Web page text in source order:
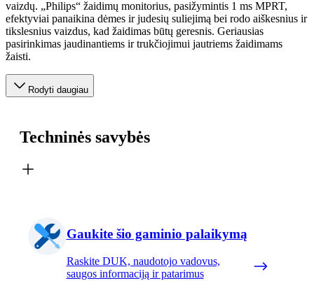
vaizdų. „Philips“ žaidimų monitorius, pasižymintis 1 ms MPRT,
efektyviai panaikina dėmes ir judesių suliejimą bei rodo aiškesnius ir
tikslesnius vaizdus, kad žaidimas būtų geresnis. Geriausias
pasirinkimas jaudinantiems ir trukčiojimui jautriems žaidimams
žaisti.
Rodyti daugiau
Techninės savybės
Gaukite šio gaminio palaikymą
Raskite DUK, naudotojo vadovus,
saugos informaciją ir patarimus